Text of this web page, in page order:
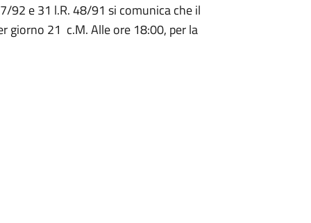
92 e 31 l.R. 48/91 si comunica che il
giorno 21 c.M. Alle ore 18:00, per la